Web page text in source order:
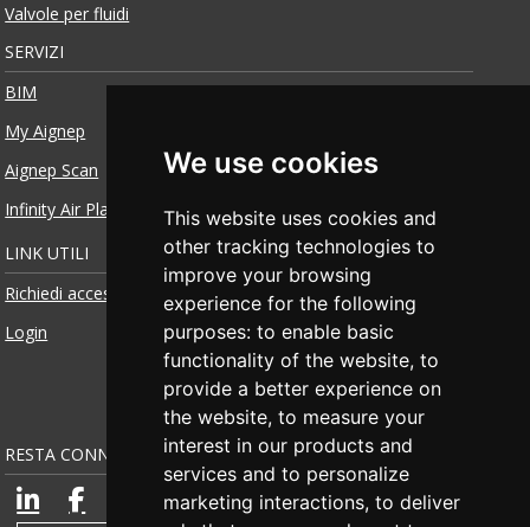
We use cookies
This website uses cookies and
other tracking technologies to
improve your browsing
experience for the following
purposes: to enable basic
functionality of the website, to
provide a better experience on
the website, to measure your
interest in our products and
services and to personalize
marketing interactions, to deliver
Valvole per fluidi
SERVIZI
BIM
My Aignep
Aignep Scan
Infinity Air Planner
LINK UTILI
Richiedi accesso
Login
RESTA CONNESSO